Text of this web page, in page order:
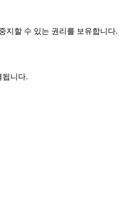
지할 수 있는 권리를 보유합니다.
됩니다.